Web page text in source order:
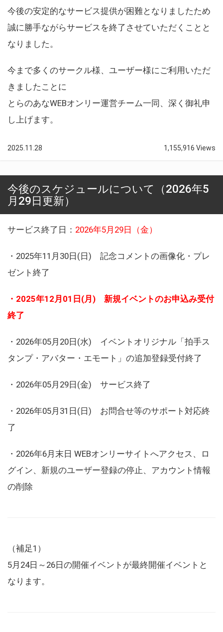
今後の安定的なサービス提供が困難となりましたため
誠に勝手ながらサービスを終了させていただくことと
なりました。
今まで多くのサークル様、ユーザー様にご利用いただ
きましたことに
とらのあなWEBオンリー運営チーム一同、深く御礼申
し上げます。
2025.11.28 1,155,916 Views
今後のスケジュールについて（2026年5
月29日更新）
サービス終了日： 2026年5月29日（金）
・2025年11月30日(日) 記念コメントの画像化・プレ
ゼント終了
・2025年12月01日(月) 新規イベントのお申込み受付
終了
・2026年05月20日(水) イベントオリジナル「拍手ス
タンプ・アバター・エモート」の追加登録受付終了
・2026年05月29日(金) サービス終了
・2026年05月31日(日) お問合せ等のサポート対応終
了
・2026年6月末日 WEBオンリーサイトへアクセス、ロ
グイン、新規のユーザー登録の停止、アカウント情報
の削除
（補足1）
5月24日～26日の開催イベントが最終開催イベントと
なります。